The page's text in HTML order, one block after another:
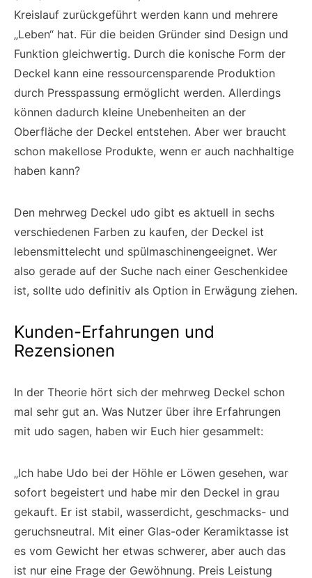
Kreislauf zurückgeführt werden kann und mehrere
„Leben“ hat. Für die beiden Gründer sind Design und
Funktion gleichwertig. Durch die konische Form der
Deckel kann eine ressourcensparende Produktion
durch Presspassung ermöglicht werden. Allerdings
können dadurch kleine Unebenheiten an der
Oberfläche der Deckel entstehen. Aber wer braucht
schon makellose Produkte, wenn er auch nachhaltige
haben kann?
Den mehrweg Deckel udo gibt es aktuell in sechs
verschiedenen Farben zu kaufen, der Deckel ist
lebensmittelecht und spülmaschinengeeignet. Wer
also gerade auf der Suche nach einer Geschenkidee
ist, sollte udo definitiv als Option in Erwägung ziehen.
Kunden-Erfahrungen und
Rezensionen
In der Theorie hört sich der mehrweg Deckel schon
mal sehr gut an. Was Nutzer über ihre Erfahrungen
mit udo sagen, haben wir Euch hier gesammelt:
„Ich habe Udo bei der Höhle er Löwen gesehen, war
sofort begeistert und habe mir den Deckel in grau
gekauft. Er ist stabil, wasserdicht, geschmacks- und
geruchsneutral. Mit einer Glas-oder Keramiktasse ist
es vom Gewicht her etwas schwerer, aber auch das
ist nur eine Frage der Gewöhnung. Preis Leistung